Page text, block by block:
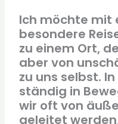
Ich möchte mit
besondere
zu einem Ort,
aber von
zu uns selbst.
ständig in
wir oft von
geleitet